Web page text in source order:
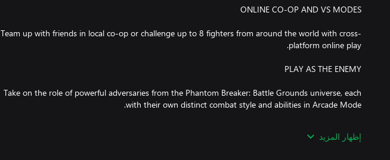
Team up with friends in local co-op or challenge up to 8 fighters from around the world with cross-
Take on the role of powerful adversaries from the Phantom Breaker: Battle Grounds universe, each
إظهار المزيد